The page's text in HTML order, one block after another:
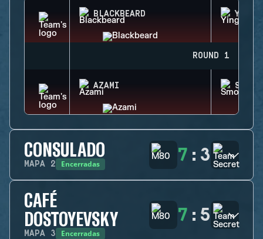
BLACKBEARD YING
ROUND 1
AZAMI SMOKE
CONSULADO
MAPA 2 Encerradas 7 : 3
CAFÉ
DOSTOYEVSKY
MAPA 3 Encerradas
7 : 5